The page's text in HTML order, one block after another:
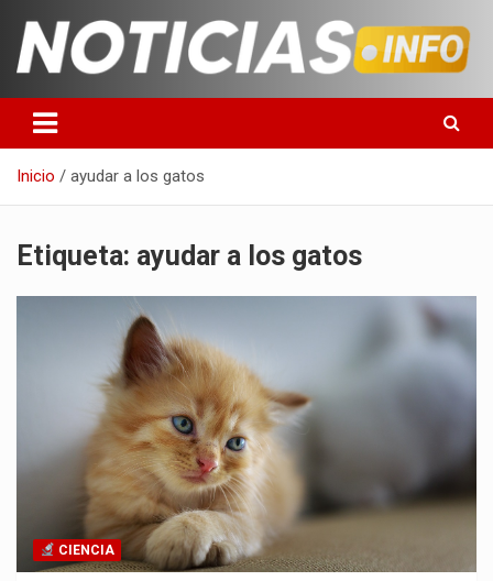
contenido
Noticias en español
Inicio ayudar a los gatos
Etiqueta: ayudar a los gatos
CIENCIA